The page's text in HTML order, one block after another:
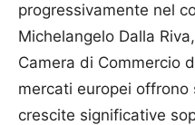
progressivamente nel
Michelangelo Dalla
Camera di Commercio
mercati europei offrono
crescite significative